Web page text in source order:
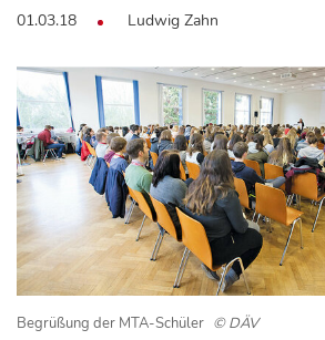
01.03.18 Ludwig Zahn
Begrüßung der MTA-Schüler © DÄV